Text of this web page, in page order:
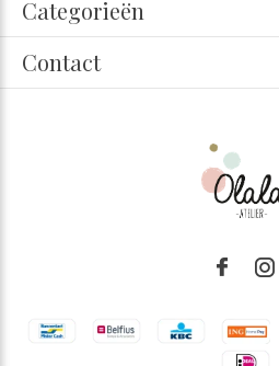
Categorieën
Contact